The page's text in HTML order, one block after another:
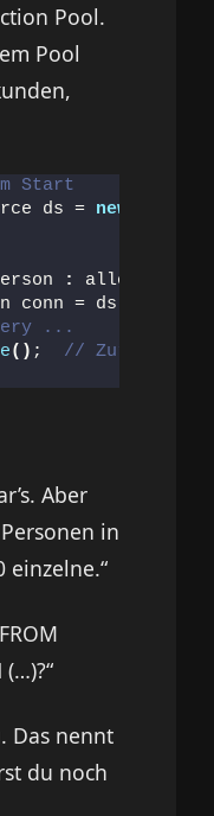
Pool.
Pool
Start
ds = new
: allePersonen
conn = ds.
...
() ; // Zurück in
Aber
in
einzelne.“
Das nennt
du noch